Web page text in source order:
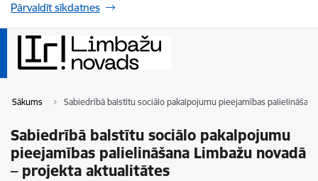
Pārvaldīt sīkdatnes
Sākums Sabiedrībā balstītu sociālo pakalpojumu pieejamības
Sabiedrībā balstītu sociālo pakalpojumu
pieejamības palielināšana Limbažu novadā
– projekta aktualitātes